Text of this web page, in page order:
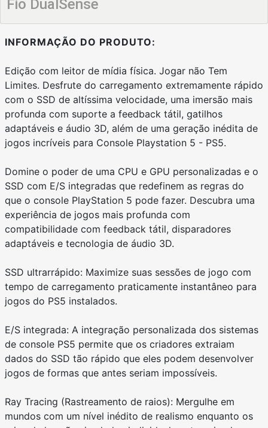
Fio DualSense
INFORMAÇÃO DO PRODUTO:
Edição com leitor de mídia física. Jogar não Tem
Limites. Desfrute do carregamento extremamente rápido
com o SSD de altíssima velocidade, uma imersão mais
profunda com suporte a feedback tátil, gatilhos
adaptáveis e áudio 3D, além de uma geração inédita de
jogos incríveis para Console Playstation 5 - PS5.
Domine o poder de uma CPU e GPU personalizadas e o
SSD com E/S integradas que redefinem as regras do
que o console PlayStation 5 pode fazer. Descubra uma
experiência de jogos mais profunda com
compatibilidade com feedback tátil, disparadores
adaptáveis e tecnologia de áudio 3D.
SSD ultrarrápido: Maximize suas sessões de jogo com
tempo de carregamento praticamente instantâneo para
jogos do PS5 instalados.
E/S integrada: A integração personalizada dos sistemas
de console PS5 permite que os criadores extraiam
dados do SSD tão rápido que eles podem desenvolver
jogos de formas que antes seriam impossíveis.
Ray Tracing (Rastreamento de raios): Mergulhe em
mundos com um nível inédito de realismo enquanto os